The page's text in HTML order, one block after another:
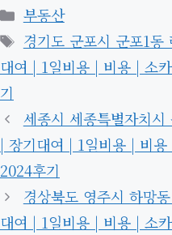
카
테
고
리
부동산
태
그
경기도 군포시 군포1
대여 | 1일비용 | 비용 | 소
기
세종시 세종특별자치
| 장기대여 | 1일비용 | 비
2024후기
경상북도 영주시 하망
대여 | 1일비용 | 비용 | 소